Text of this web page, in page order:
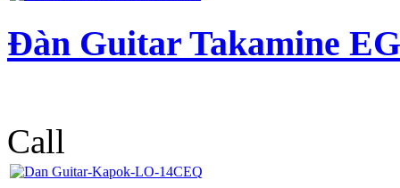
Đàn Guitar Takamine
Call